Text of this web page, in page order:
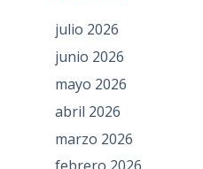
julio 2026
junio 2026
mayo 2026
abril 2026
marzo 2026